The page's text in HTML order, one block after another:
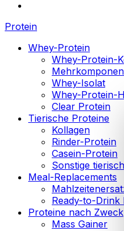
Protein
Whey-Protein
Whey-Protein-
Whey-Isolat
Whey-Protein-
Clear Protein
Tierische Proteine
Kollagen
Rinder-Protein
Casein-Protein
Sonstige
Meal-Replacements
Ready-to-Drink
Proteine nach Zweck
Mass Gainer